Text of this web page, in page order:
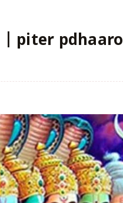
| piter pdhaaro